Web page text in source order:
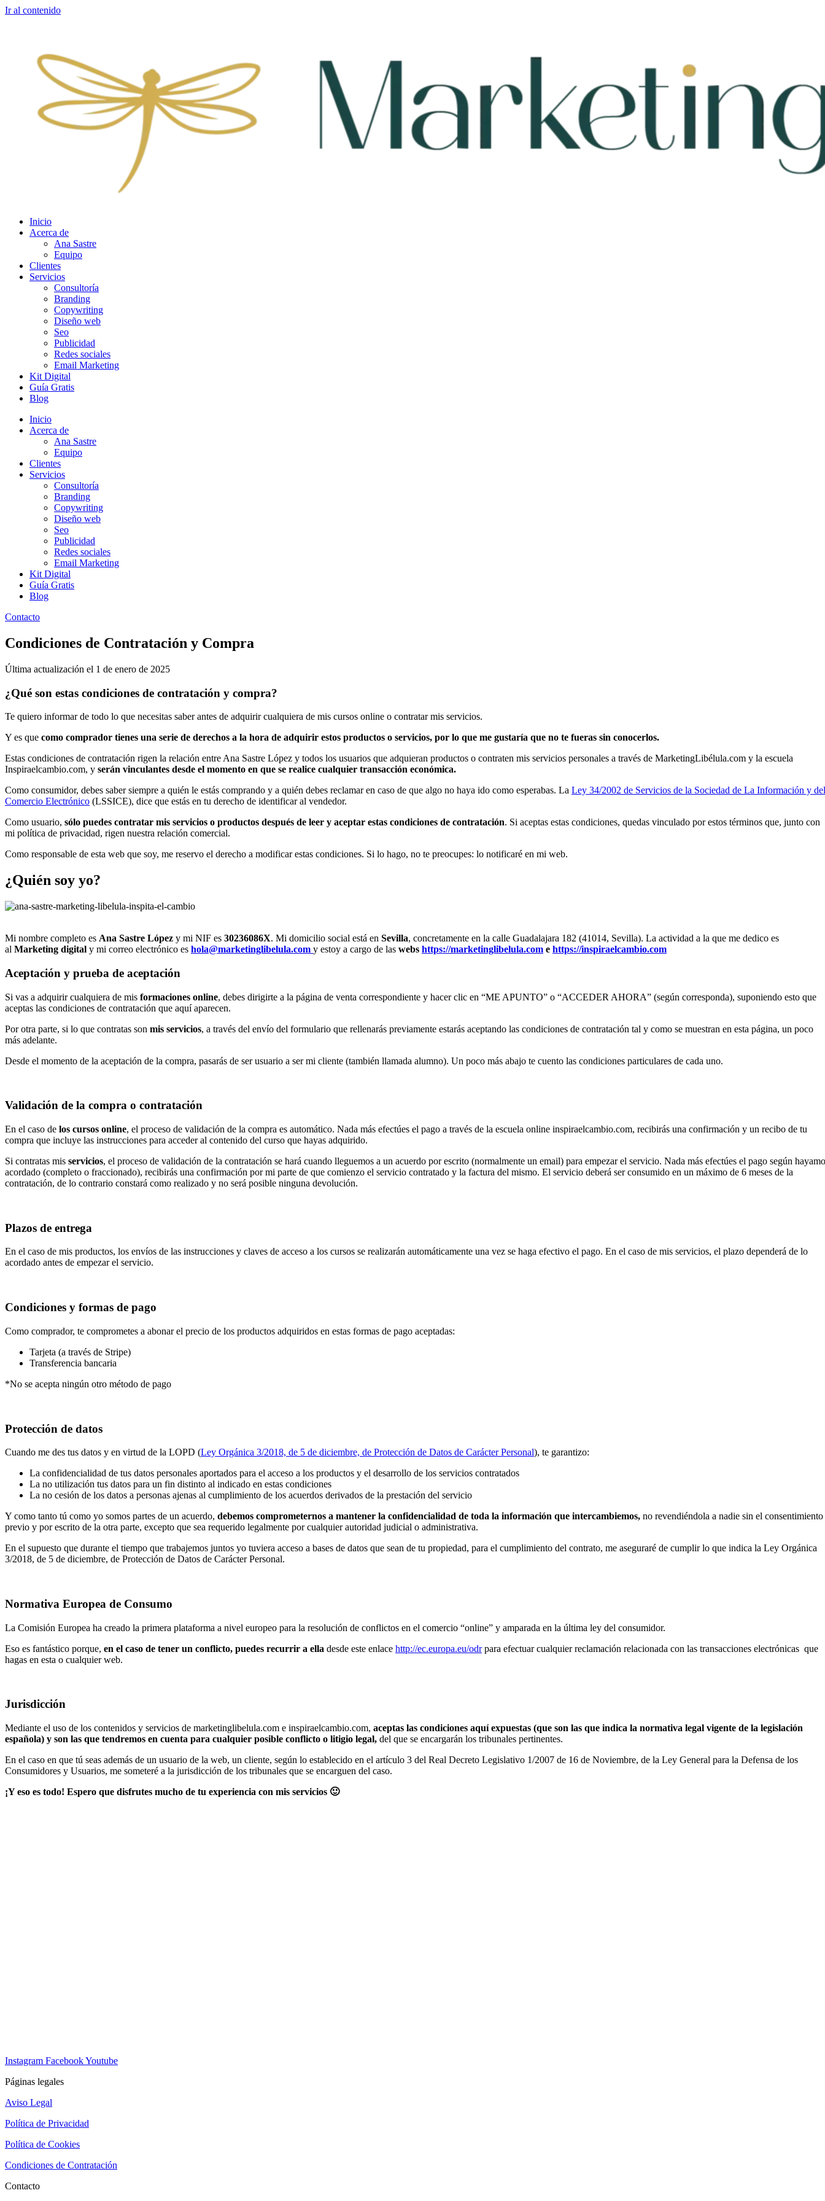
Ir al contenido
Inicio
Acerca de
Ana Sastre
Equipo
Clientes
Servicios
Consultoría
Branding
Copywriting
Diseño web
Seo
Publicidad
Redes sociales
Email Marketing
Kit Digital
Guía Gratis
Blog
Inicio
Acerca de
Ana Sastre
Equipo
Clientes
Servicios
Consultoría
Branding
Copywriting
Diseño web
Seo
Publicidad
Redes sociales
Email Marketing
Kit Digital
Guía Gratis
Blog
Contacto
Condiciones de Contratación y Compra
Última actualización el 1 de enero de 2025
¿Qué son estas condiciones de contratación y compra?
Te quiero informar de todo lo que necesitas saber antes de adquirir cualquiera de mis cursos online o contratar mis servicios.
Y es que como comprador tienes una serie de derechos a la hora de adquirir estos productos o servicios, por lo que me gustaría que no te fueras sin conocerlos.
Estas condiciones de contratación rigen la relación entre Ana Sastre López y todos los usuarios que adquieran productos o contraten mis servicios personales a través de MarketingLibélula.com y la escuela
Inspiraelcambio.com, y serán vinculantes desde el momento en que se realice cualquier transacción económica.
Como consumidor, debes saber siempre a quién le estás comprando y a quién debes reclamar en caso de que algo no haya ido como esperabas. La Ley 34/2002 de Servicios de la Sociedad de La Información y del
Comercio Electrónico (LSSICE), dice que estás en tu derecho de identificar al vendedor.
Como usuario, sólo puedes contratar mis servicios o productos después de leer y aceptar estas condiciones de contratación. Si aceptas estas condiciones, quedas vinculado por estos términos que, junto con
mi política de privacidad, rigen nuestra relación comercial.
Como responsable de esta web que soy, me reservo el derecho a modificar estas condiciones. Si lo hago, no te preocupes: lo notificaré en mi web.
¿Quién soy yo?
Mi nombre completo es Ana Sastre López y mi NIF es 30236086X. Mi domicilio social está en Sevilla, concretamente en la calle Guadalajara 182 (41014, Sevilla). La actividad a la que me dedico es
al Marketing digital y mi correo electrónico es hola@marketinglibelula.com y estoy a cargo de las webs https://marketinglibelula.com e https://inspiraelcambio.com
Aceptación y prueba de aceptación
Si vas a adquirir cualquiera de mis formaciones online, debes dirigirte a la página de venta correspondiente y hacer clic en “ME APUNTO” o “ACCEDER AHORA” (según corresponda), suponiendo esto que
aceptas las condiciones de contratación que aquí aparecen.
Por otra parte, si lo que contratas son mis servicios, a través del envío del formulario que rellenarás previamente estarás aceptando las condiciones de contratación tal y como se muestran en esta página, un poco
más adelante.
Desde el momento de la aceptación de la compra, pasarás de ser usuario a ser mi cliente (también llamada alumno). Un poco más abajo te cuento las condiciones particulares de cada uno.
Validación de la compra o contratación
En el caso de los cursos online, el proceso de validación de la compra es automático. Nada más efectúes el pago a través de la escuela online inspiraelcambio.com, recibirás una confirmación y un recibo de tu
compra que incluye las instrucciones para acceder al contenido del curso que hayas adquirido.
Si contratas mis servicios, el proceso de validación de la contratación se hará cuando lleguemos a un acuerdo por escrito (normalmente un email) para empezar el servicio. Nada más efectúes el pago según
acordado (completo o fraccionado), recibirás una confirmación por mi parte de que comienzo el servicio contratado y la factura del mismo. El servicio deberá ser consumido en un máximo de 6 meses de la
contratación, de lo contrario constará como realizado y no será posible ninguna devolución.
Plazos de entrega
En el caso de mis productos, los envíos de las instrucciones y claves de acceso a los cursos se realizarán automáticamente una vez se haga efectivo el pago. En el caso de mis servicios, el plazo dependerá de lo
acordado antes de empezar el servicio.
Condiciones y formas de pago
Como comprador, te comprometes a abonar el precio de los productos adquiridos en estas formas de pago aceptadas:
Tarjeta (a través de Stripe)
Transferencia bancaria
*No se acepta ningún otro método de pago
Protección de datos
Cuando me des tus datos y en virtud de la LOPD (Ley Orgánica 3/2018, de 5 de diciembre, de Protección de Datos de Carácter Personal), te garantizo:
La confidencialidad de tus datos personales aportados para el acceso a los productos y el desarrollo de los servicios contratados
La no utilización tus datos para un fin distinto al indicado en estas condiciones
La no cesión de los datos a personas ajenas al cumplimiento de los acuerdos derivados de la prestación del servicio
Y como tanto tú como yo somos partes de un acuerdo, debemos comprometernos a mantener la confidencialidad de toda la información que intercambiemos, no revendiéndola a nadie sin el consentimiento
previo y por escrito de la otra parte, excepto que sea requerido legalmente por cualquier autoridad judicial o administrativa.
En el supuesto que durante el tiempo que trabajemos juntos yo tuviera acceso a bases de datos que sean de tu propiedad, para el cumplimiento del contrato, me aseguraré de cumplir lo que indica la Ley Orgánica
3/2018, de 5 de diciembre, de Protección de Datos de Carácter Personal.
Normativa Europea de Consumo
La Comisión Europea ha creado la primera plataforma a nivel europeo para la resolución de conflictos en el comercio “online” y amparada en la última ley del consumidor.
Eso es fantástico porque, en el caso de tener un conflicto, puedes recurrir a ella desde este enlace http://ec.europa.eu/odrpara efectuar cualquier reclamación relacionada con las transacciones electrónicas que
hagas en esta o cualquier web.
Jurisdicción
Mediante el uso de los contenidos y servicios de marketinglibelula.com e inspiraelcambio.com, aceptas las condiciones aquí expuestas (que son las que indica la normativa legal vigente de la legislación
española) y son las que tendremos en cuenta para cualquier posible conflicto o litigio legal, del que se encargarán los tribunales pertinentes.
En el caso en que tú seas además de un usuario de la web, un cliente, según lo establecido en el artículo 3 del Real Decreto Legislativo 1/2007 de 16 de Noviembre, de la Ley General para la Defensa de los
Consumidores y Usuarios, me someteré a la jurisdicción de los tribunales que se encarguen del caso.
¡Y eso es todo! Espero que disfrutes mucho de tu experiencia con mis servicios 🙂
Instagram FacebookYoutube
Páginas legales
Aviso Legal
Política de Privacidad
Política de Cookies
Condiciones de Contratación
Contacto